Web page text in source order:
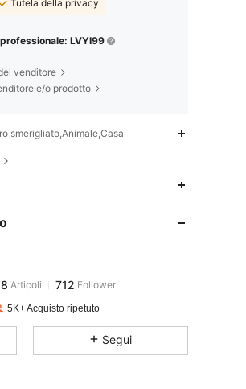
Tutela della privacy
LVYI99
venditore
e/o prodotto
smerigliato,Animale,Casa
fa
712
5K+ Acquisto ripetuto
Segui